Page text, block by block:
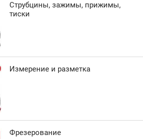
Струбцины, зажимы, прижимы,
тиски
Измерение и разметка
Фрезерование